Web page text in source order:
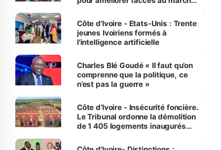
Côte d'Ivoire - Etats-Unis : Trente
jeunes Ivoiriens formés à
l'intelligence artificielle
Charles Blé Goudé « Il faut qu’on
comprenne que la politique, ce
n’est pas la guerre »
Côte d’Ivoire - Insécurité foncière.
Le Tribunal ordonne la démolition
de 1 405 logements inaugurés
Bassam